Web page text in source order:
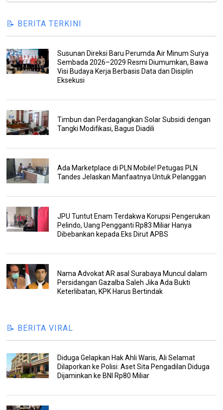
📝 BERITA TERKINI
Susunan Direksi Baru Perumda Air Minum Surya
Sembada 2026–2029 Resmi Diumumkan, Bawa
Visi Budaya Kerja Berbasis Data dan Disiplin
Eksekusi
Timbun dan Perdagangkan Solar Subsidi dengan
Tangki Modifikasi, Bagus Diadili
Ada Marketplace di PLN Mobile! Petugas PLN
Tandes Jelaskan Manfaatnya Untuk Pelanggan
JPU Tuntut Enam Terdakwa Korupsi Pengerukan
Pelindo, Uang Pengganti Rp83 Miliar Hanya
Dibebankan kepada Eks Dirut APBS
Nama Advokat AR asal Surabaya Muncul dalam
Persidangan Gazalba Saleh Jika Ada Bukti
Keterlibatan, KPK Harus Bertindak
📝 BERITA VIRAL
Diduga Gelapkan Hak Ahli Waris, Ali Selamat
Dilaporkan ke Polisi: Aset Sita Pengadilan Diduga
Dijaminkan ke BNI Rp80 Miliar